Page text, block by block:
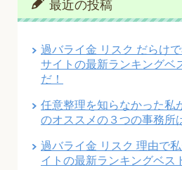
最近の投稿
過バライ金 リスク だらけ
サイトの最新ランキングベ
だ！
任意整理を知らなかった私
のオススメの３つの事務所
過バライ金 リスク 理由で
イトの最新ランキングベス